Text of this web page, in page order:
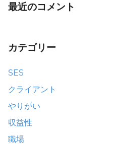
最近のコメント
カテゴリー
SES
クライアント
やりがい
収益性
職場